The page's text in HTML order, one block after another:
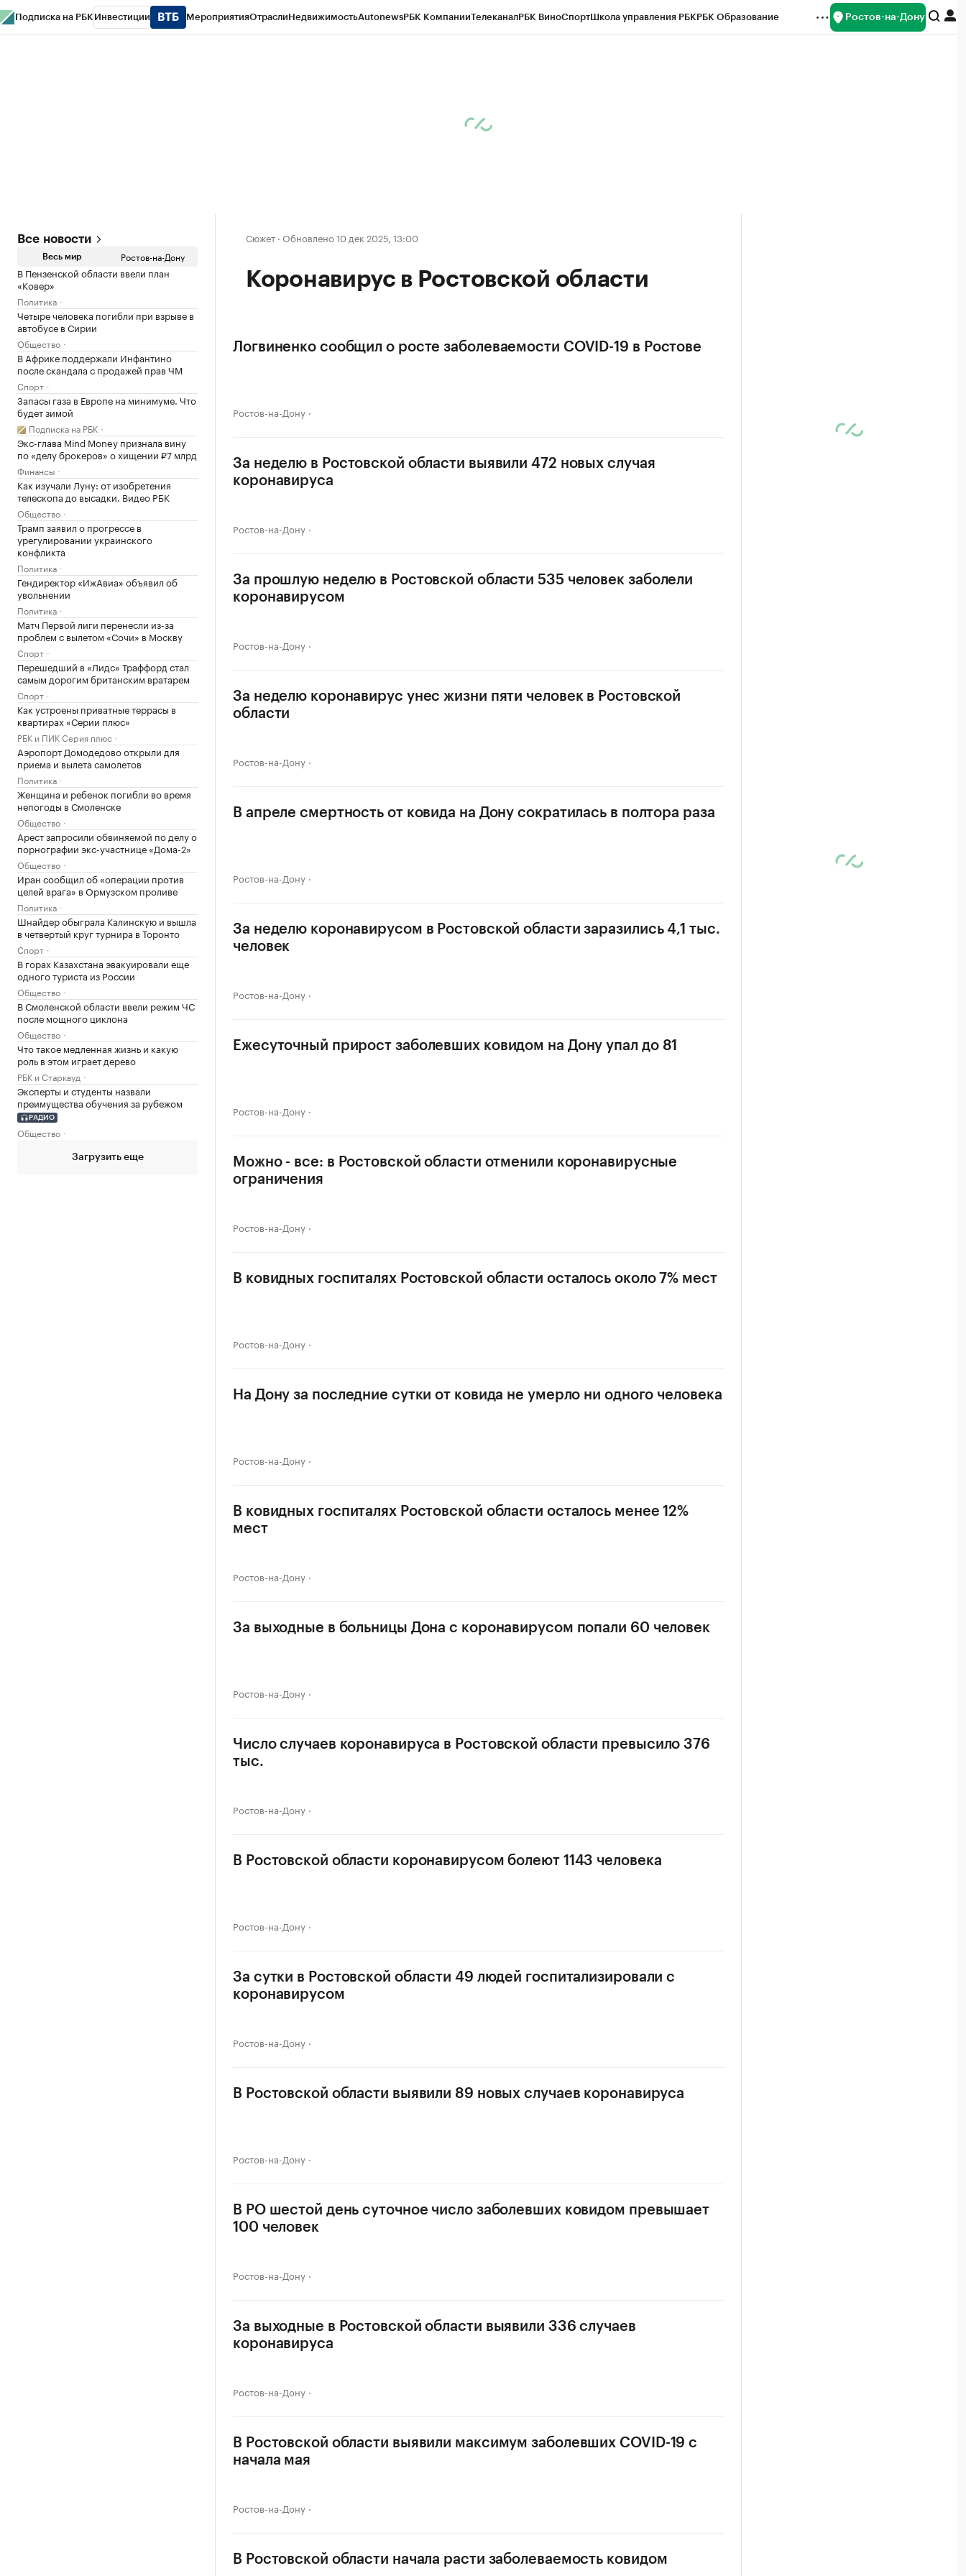
Подписка на РБК Инвестиции МероприятияОтраслиНедвижимостьAutonewsРБК КомпанииТелеканалРБК ВиноСпортШкола управления РБКРБК Образование Ростов-на-Дону
Все новости
Весь мир Ростов-на-Дону
В Пензенской области ввели план
«Ковер»
Политика
Четыре человека погибли при взрыве в
автобусе в Сирии
Общество
В Африке поддержали Инфантино
после скандала с продажей прав ЧМ
Спорт
Запасы газа в Европе на минимуме. Что
будет зимой
Подписка на РБК
Экс-глава Mind Money признала вину
по «делу брокеров» о хищении ₽7 млрд
Финансы
Как изучали Луну: от изобретения
телескопа до высадки. Видео РБК
Общество
Трамп заявил о прогрессе в
урегулировании украинского
конфликта
Политика
Гендиректор «ИжАвиа» объявил об
увольнении
Политика
Матч Первой лиги перенесли из-за
проблем с вылетом «Сочи» в Москву
Спорт
Перешедший в «Лидс» Траффорд стал
самым дорогим британским вратарем
Спорт
Как устроены приватные террасы в
квартирах «Серии плюс»
РБК и ПИК Серия плюс
Аэропорт Домодедово открыли для
приема и вылета самолетов
Политика
Женщина и ребенок погибли во время
непогоды в Смоленске
Общество
Арест запросили обвиняемой по делу о
порнографии экс-участнице «Дома-2»
Общество
Иран сообщил об «операции против
целей врага» в Ормузском проливе
Политика
Шнайдер обыграла Калинскую и вышла
в четвертый круг турнира в Торонто
Спорт
В горах Казахстана эвакуировали еще
одного туриста из России
Общество
В Смоленской области ввели режим ЧС
после мощного циклона
Общество
Что такое медленная жизнь и какую
роль в этом играет дерево
РБК и Старквуд
Эксперты и студенты назвали
преимущества обучения за рубежом
РАДИО
Общество
Загрузить еще
Сюжет · Обновлено 10 дек 2025, 13:00
Коронавирус в Ростовской области
Логвиненко сообщил о росте заболеваемости COVID-19 в Ростове
Ростов-на-Дону
За неделю в Ростовской области выявили 472 новых случая
коронавируса
Ростов-на-Дону
За прошлую неделю в Ростовской области 535 человек заболели
коронавирусом
Ростов-на-Дону
За неделю коронавирус унес жизни пяти человек в Ростовской
области
Ростов-на-Дону
В апреле смертность от ковида на Дону сократилась в полтора раза
Ростов-на-Дону
За неделю коронавирусом в Ростовской области заразились 4,1 тыс.
человек
Ростов-на-Дону
Ежесуточный прирост заболевших ковидом на Дону упал до 81
Ростов-на-Дону
Можно - все: в Ростовской области отменили коронавирусные
ограничения
Ростов-на-Дону
В ковидных госпиталях Ростовской области осталось около 7% мест
Ростов-на-Дону
На Дону за последние сутки от ковида не умерло ни одного человека
Ростов-на-Дону
В ковидных госпиталях Ростовской области осталось менее 12%
мест
Ростов-на-Дону
За выходные в больницы Дона с коронавирусом попали 60 человек
Ростов-на-Дону
Число случаев коронавируса в Ростовской области превысило 376
тыс.
Ростов-на-Дону
В Ростовской области коронавирусом болеют 1143 человека
Ростов-на-Дону
За сутки в Ростовской области 49 людей госпитализировали с
коронавирусом
Ростов-на-Дону
В Ростовской области выявили 89 новых случаев коронавируса
Ростов-на-Дону
В РО шестой день суточное число заболевших ковидом превышает
100 человек
Ростов-на-Дону
За выходные в Ростовской области выявили 336 случаев
коронавируса
Ростов-на-Дону
В Ростовской области выявили максимум заболевших COVID-19 с
начала мая
Ростов-на-Дону
В Ростовской области начала расти заболеваемость ковидом